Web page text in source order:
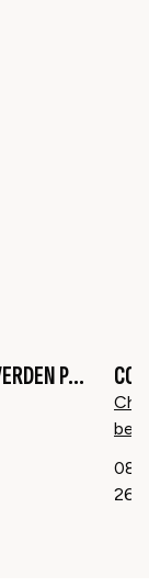
BRYLD – EN VERDEN PÅ TVÆRS